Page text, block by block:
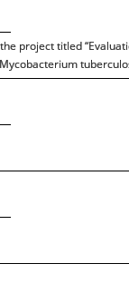
project titled